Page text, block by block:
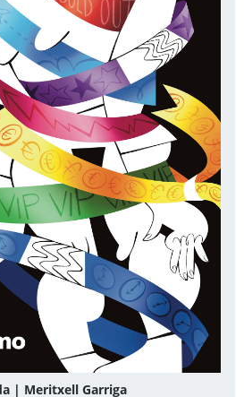
| Meritxell Garriga